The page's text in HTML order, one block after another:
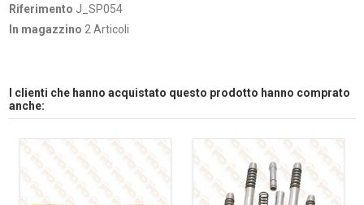
Riferimento J_SP054
In magazzino 2 Articoli
I clienti che hanno acquistato questo prodotto hanno comprato
anche: